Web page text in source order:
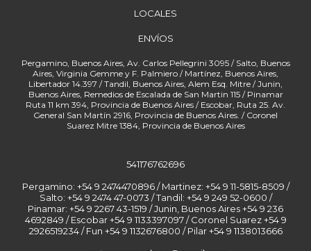
LOCALES
ENVÍOS
541176762696
Pergamino: +54 9 2474470896 / Martinez: +54 9 11-5815-8509 /
Salto: +54 9 2474 47-0073 / Tandil: +54 9 249 52-0600 /
Pinamar: +54 9 2267 43-1519 / Junin, Buenos Aires +54 9 236
4692849 / Escobar +54 9 1133397097 / Coronel Suarez +54 9
2926519234 / Fun